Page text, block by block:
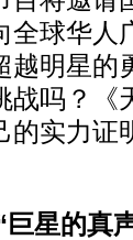
球华人
越明星的
战吗？《
实力证
星的真